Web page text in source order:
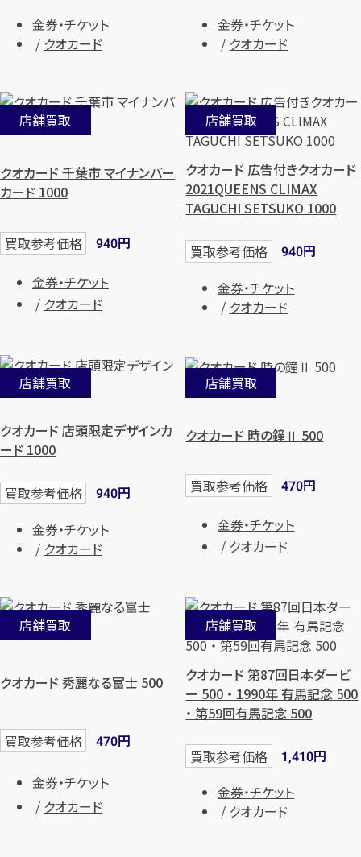
金券・チケット
クオカード
金券・チケット
クオカード
店舗買取
クオカード 千葉市 マイナンバー
カード 1000
買取参考価格 940円
金券・チケット
クオカード
店舗買取
クオカード 広告付きクオカード
2021QUEENS CLIMAX
TAGUCHI SETSUKO 1000
買取参考価格 940円
金券・チケット
クオカード
店舗買取
クオカード 店頭限定デザインカ
ード 1000
買取参考価格 940円
金券・チケット
クオカード
店舗買取
クオカード 時の鐘Ⅱ 500
買取参考価格 470円
金券・チケット
クオカード
店舗買取
クオカード 秀麗なる富士 500
買取参考価格 470円
金券・チケット
クオカード
店舗買取
クオカード 第87回日本ダービ
ー 500 ・ 1990年 有馬記念 500
・ 第59回有馬記念 500
買取参考価格 1,410円
金券・チケット
クオカード